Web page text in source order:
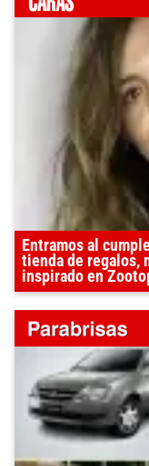
Entramos al
tienda de regalos,
inspirado en